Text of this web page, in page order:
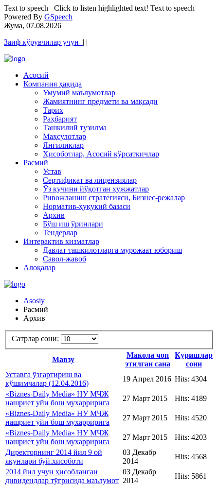
Text to speech Click to listen highlighted text! Text to speech
Powered By GSpeech
Жума, 07.08.2026
Заиф кўрувчилар учун | |
Асосий
Компания ҳақида
Умумий маълумотлар
Жамиятнинг предмети ва мақсади
Тарих
Раҳбарият
Ташкилий тузилма
Маҳсулотлар
Янгиликлар
Ҳисоботлар, Асосий кўрсаткичлар
Расмий
Устав
Сертификат ва лицензиялар
Ўз кучини йўқотган ҳужжатлар
Ривожланиш стратегияси, Бизнес-режалар
Норматив-ҳуқукий базаси
Архив
Бўш иш ўринлари
Тендерлар
Интерактив хизматлар
Давлат ташкилотларга мурожаат юбориш
Савол-жавоб
Алоқалар
Asosiy
Расмий
Архив
Сатрлар сони:
Мавзу
Макола чоп
этилган сана
Куришлар
сони
Уставга ўзгартириш ва
қўшимчалар (12.04.2016)
19 Апрел 2016 Hits: 4304
«Biznes-Daily Media» НУ МЧЖ
нашриет уйи бош мухарририга
27 Март 2015
Hits: 4189
«Biznes-Daily Media» НУ МЧЖ
нашриет уйи бош мухарририга
27 Март 2015
Hits: 4520
«Biznes-Daily Media» НУ МЧЖ
нашриет уйи бош мухарририга
27 Март 2015
Hits: 4203
Директорнинг 2014 йил 9 ой
якунлари буй.хисоботи
03 Декабр
2014
Hits: 4568
2014 йил учун ҳисобланган
дивидендлар тўғрисида маълумот
03 Декабр
2014
Hits: 5861